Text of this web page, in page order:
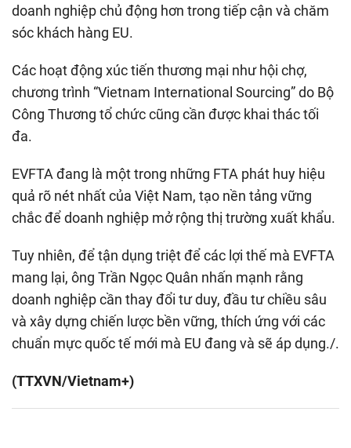
doanh nghiệp chủ động hơn trong tiếp cận và chăm
sóc khách hàng EU.
Các hoạt động xúc tiến thương mại như hội chợ,
chương trình “Vietnam International Sourcing” do Bộ
Công Thương tổ chức cũng cần được khai thác tối
đa.
EVFTA đang là một trong những FTA phát huy hiệu
quả rõ nét nhất của Việt Nam, tạo nền tảng vững
chắc để doanh nghiệp mở rộng thị trường xuất khẩu.
Tuy nhiên, để tận dụng triệt để các lợi thế mà EVFTA
mang lại, ông Trần Ngọc Quân nhấn mạnh rằng
doanh nghiệp cần thay đổi tư duy, đầu tư chiều sâu
và xây dựng chiến lược bền vững, thích ứng với các
chuẩn mực quốc tế mới mà EU đang và sẽ áp dụng./.
(TTXVN/Vietnam+)